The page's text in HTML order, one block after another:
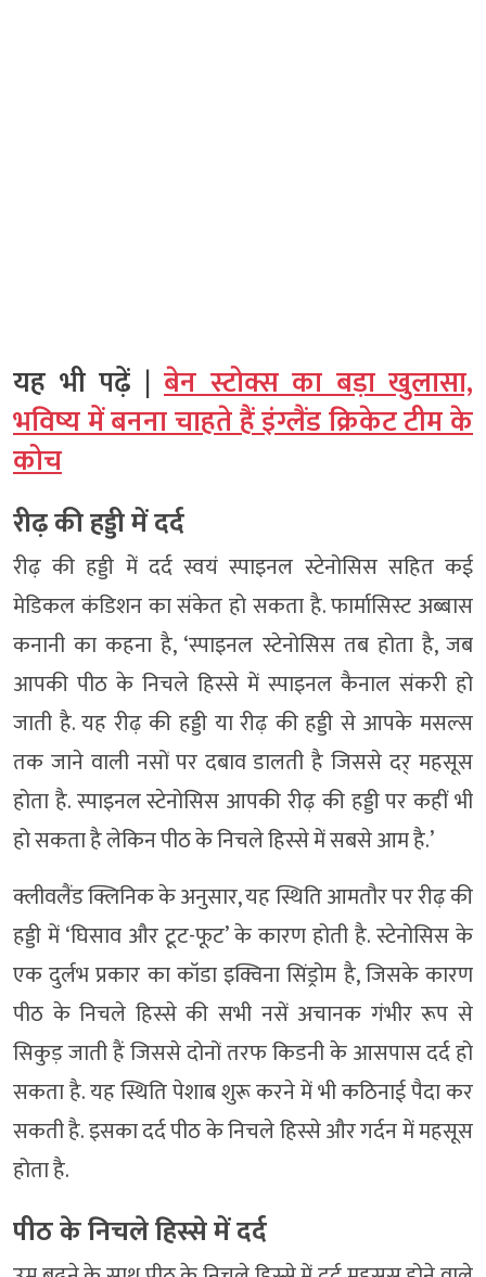
यह भी पढ़ें | बेन स्टोक्स का बड़ा खुलासा,
भविष्य में बनना चाहते हैं इंग्लैंड क्रिकेट टीम के
कोच
रीढ़ की हड्डी में दर्द
रीढ़ की हड्डी में दर्द स्वयं स्पाइनल स्टेनोसिस सहित कई
मेडिकल कंडिशन का संकेत हो सकता है. फार्मासिस्ट अब्बास
कनानी का कहना है, ‘स्पाइनल स्टेनोसिस तब होता है, जब
आपकी पीठ के निचले हिस्से में स्पाइनल कैनाल संकरी हो
जाती है. यह रीढ़ की हड्डी या रीढ़ की हड्डी से आपके मसल्स
तक जाने वाली नसों पर दबाव डालती है जिससे दर् महसूस
होता है. स्पाइनल स्टेनोसिस आपकी रीढ़ की हड्डी पर कहीं भी
हो सकता है लेकिन पीठ के निचले हिस्से में सबसे आम है.’
क्लीवलैंड क्लिनिक के अनुसार, यह स्थिति आमतौर पर रीढ़ की
हड्डी में ‘घिसाव और टूट-फूट’ के कारण होती है. स्टेनोसिस के
एक दुर्लभ प्रकार का कॉडा इक्विना सिंड्रोम है, जिसके कारण
पीठ के निचले हिस्से की सभी नसें अचानक गंभीर रूप से
सिकुड़ जाती हैं जिससे दोनों तरफ किडनी के आसपास दर्द हो
सकता है. यह स्थिति पेशाब शुरू करने में भी कठिनाई पैदा कर
सकती है. इसका दर्द पीठ के निचले हिस्से और गर्दन में महसूस
होता है.
पीठ के निचले हिस्से में दर्द